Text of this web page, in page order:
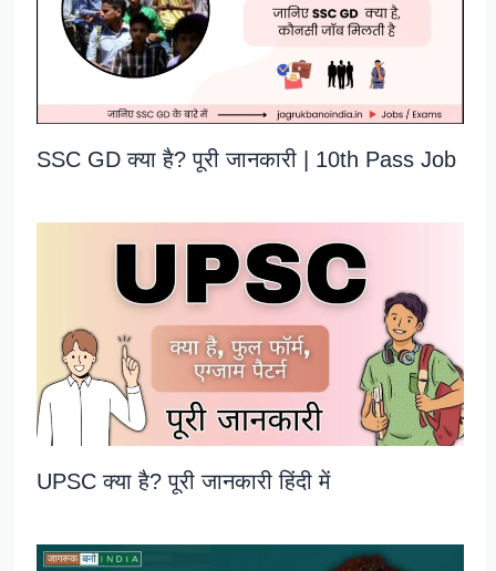
SSC GD क्या है? पूरी जानकारी | 10th Pass Job
UPSC क्या है? पूरी जानकारी हिंदी में